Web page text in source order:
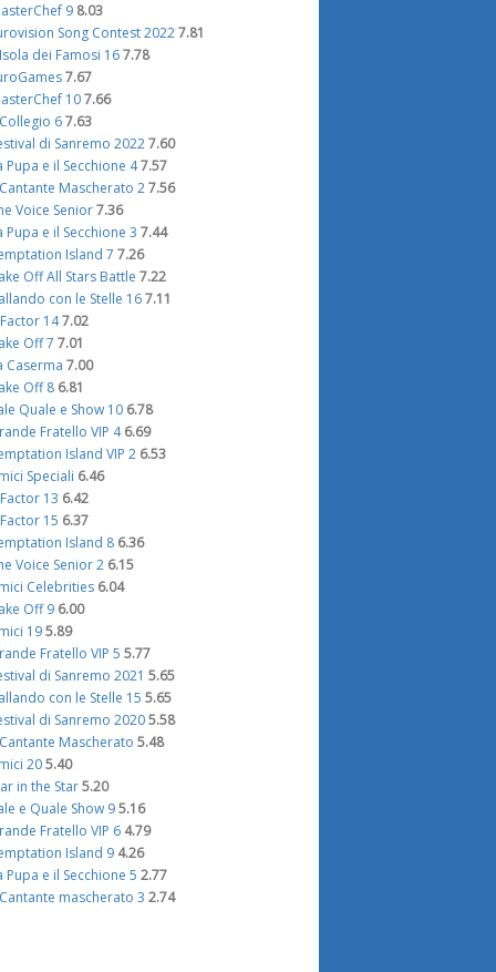
9 8.03
Song Contest 2022 7.81
dei Famosi 16 7.78
7.67
10 7.66
6 7.63
di Sanremo 2022 7.60
Pupa e il Secchione 47.57
Mascherato 2 7.56
Voice Senior 7.36
Pupa e il Secchione 3 7.44
Island 7 7.26
Off All Stars Battle 7.22
con le Stelle 16 7.11
147.02
Off 7 7.01
Caserma 7.00
Off 8 6.81
Quale e Show 10 6.78
Fratello VIP 4 6.69
Island VIP 2 6.53
Speciali 6.46
13 6.42
15 6.37
Island 8 6.36
Voice Senior 2 6.15
Celebrities 6.04
Off 9 6.00
19 5.89
Fratello VIP 5 5.77
di Sanremo 2021 5.65
con le Stelle 15 5.65
di Sanremo 2020 5.58
Mascherato 5.48
20 5.40
in the Star 5.20
e Quale Show 9 5.16
Fratello VIP 6 4.79
Island 9 4.26
Pupa e il Secchione 5 2.77
mascherato 3 2.74